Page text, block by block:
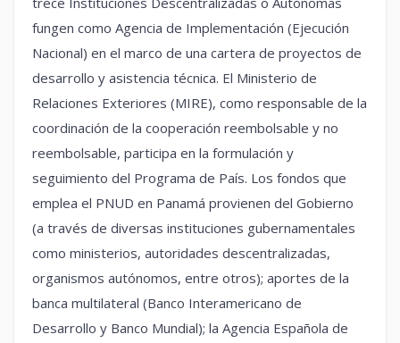
fungen como Agencia de Implementación (Ejecución
Nacional) en el marco de una cartera de proyectos de
desarrollo y asistencia técnica. El Ministerio de
Relaciones Exteriores (MIRE), como responsable de la
coordinación de la cooperación reembolsable y no
reembolsable, participa en la formulación y
seguimiento del Programa de País. Los fondos que
emplea el PNUD en Panamá provienen del Gobierno
(a través de diversas instituciones gubernamentales
como ministerios, autoridades descentralizadas,
organismos autónomos, entre otros); aportes de la
banca multilateral (Banco Interamericano de
Desarrollo y Banco Mundial); la Agencia Española de